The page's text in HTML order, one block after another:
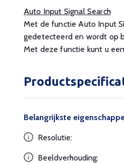
Auto Input Signal Search
Met de functie Auto Input
gedetecteerd en wordt op
Met deze functie kunt u
Belangrijkste
Resolutie:
Beeldverhouding: